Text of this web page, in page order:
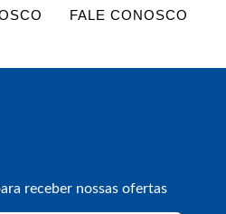
FALE CONOSCO
receber nossas ofertas